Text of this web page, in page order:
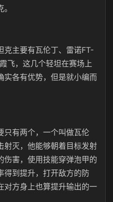
克主要有瓦伦丁、雷诺FT-
飞，这几个轻坦在赛场上
实各有优势，但是就小编而
只有两个，一个叫做瓦伦
射灭，他能够朝着目标发射
伤害，使用技能穿弹泡甲的
得到提升，打开敌方的防
对方身上也算提升输出的一